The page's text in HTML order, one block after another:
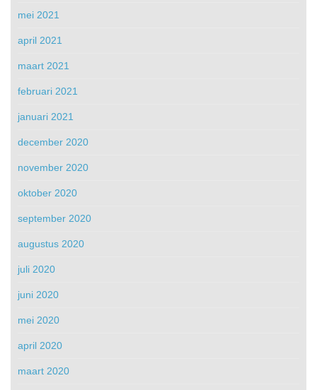
mei 2021
april 2021
maart 2021
februari 2021
januari 2021
december 2020
november 2020
oktober 2020
september 2020
augustus 2020
juli 2020
juni 2020
mei 2020
april 2020
maart 2020